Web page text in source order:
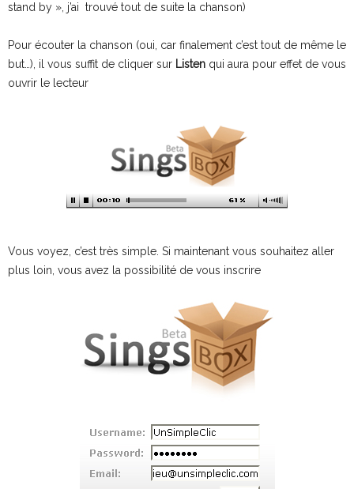
stand by », j’ai trouvé tout de suite la chanson)
Pour écouter la chanson (oui, car finalement c’est tout de même le
but…), il vous suffit de cliquer sur Listen qui aura pour effet de vous
ouvrir le lecteur
Vous voyez, c’est très simple. Si maintenant vous souhaitez aller
plus loin, vous avez la possibilité de vous inscrire